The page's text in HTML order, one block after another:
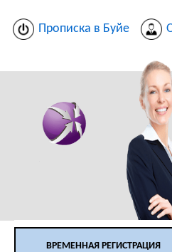
Прописка в Буйе
ВРЕМЕННАЯ РЕГИСТРАЦИЯ